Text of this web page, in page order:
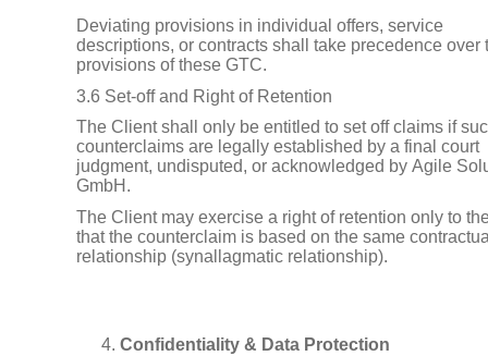
Deviating provisions in individual offers, service
descriptions, or contracts shall take precedence over
provisions of these GTC.
3.6 Set-off and Right of Retention
The Client shall only be entitled to set off claims if
counterclaims are legally established by a final court
judgment, undisputed, or acknowledged by Agile
GmbH.
The Client may exercise a right of retention only to
that the counterclaim is based on the same
relationship (synallagmatic relationship).
Confidentiality & Data Protection